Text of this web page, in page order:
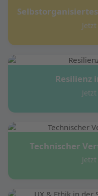
Resilienz
Technischer